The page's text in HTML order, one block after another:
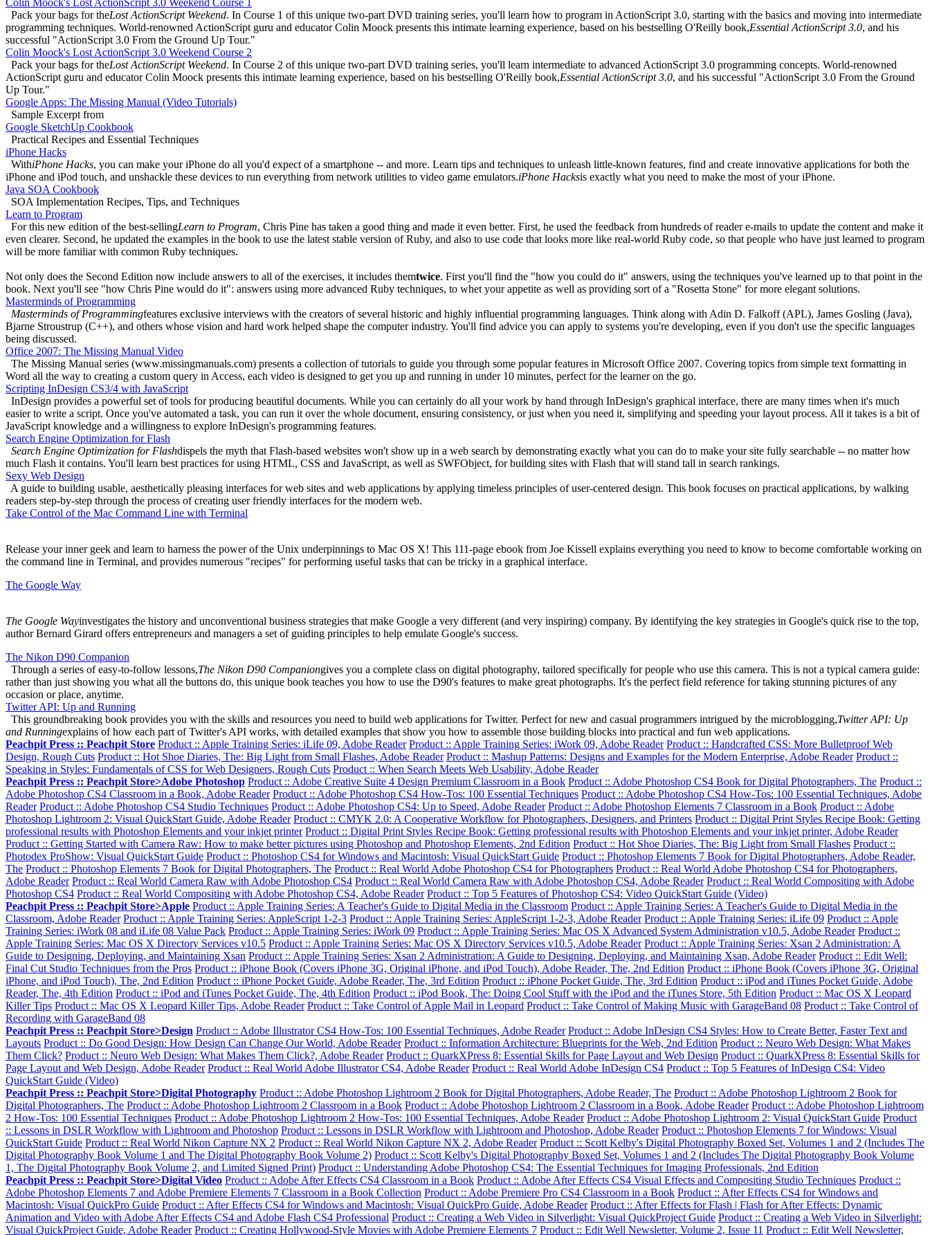
Pack your bags for theLost ActionScript Weekend. In Course 1 of this unique two-part DVD training series, you'll learn how to program in ActionScript 3.0, starting with the basics and moving into intermediate
programming techniques. World-renowned ActionScript guru and educator Colin Moock presents this intimate learning experience, based on his bestselling O'Reilly book,Essential ActionScript 3.0, and his
successful "ActionScript 3.0 From the Ground Up Tour."
Colin Moock's Lost ActionScript 3.0 Weekend Course 2
Pack your bags for theLost ActionScript Weekend. In Course 2 of this unique two-part DVD training series, you'll learn intermediate to advanced ActionScript 3.0 programming concepts. World-renowned
ActionScript guru and educator Colin Moock presents this intimate learning experience, based on his bestselling O'Reilly book,Essential ActionScript 3.0, and his successful "ActionScript 3.0 From the Ground
Up Tour."
Google Apps: The Missing Manual (Video Tutorials)
Sample Excerpt from
Google SketchUp Cookbook
Practical Recipes and Essential Techniques
iPhone Hacks
WithiPhone Hacks, you can make your iPhone do all you'd expect of a smartphone -- and more. Learn tips and techniques to unleash little-known features, find and create innovative applications for both the
iPhone and iPod touch, and unshackle these devices to run everything from network utilities to video game emulators.iPhone Hacksis exactly what you need to make the most of your iPhone.
Java SOA Cookbook
SOA Implementation Recipes, Tips, and Techniques
Learn to Program
For this new edition of the best-sellingLearn to Program, Chris Pine has taken a good thing and made it even better. First, he used the feedback from hundreds of reader e-mails to update the content and make it
even clearer. Second, he updated the examples in the book to use the latest stable version of Ruby, and also to use code that looks more like real-world Ruby code, so that people who have just learned to program
will be more familiar with common Ruby techniques.
Not only does the Second Edition now include answers to all of the exercises, it includes themtwice. First you'll find the "how you could do it" answers, using the techniques you've learned up to that point in the
book. Next you'll see "how Chris Pine would do it": answers using more advanced Ruby techniques, to whet your appetite as well as providing sort of a "Rosetta Stone" for more elegant solutions.
Masterminds of Programming
Masterminds of Programmingfeatures exclusive interviews with the creators of several historic and highly influential programming languages. Think along with Adin D. Falkoff (APL), James Gosling (Java),
Bjarne Stroustrup (C++), and others whose vision and hard work helped shape the computer industry. You'll find advice you can apply to systems you're developing, even if you don't use the specific languages
being discussed.
Office 2007: The Missing Manual Video
The Missing Manual series (www.missingmanuals.com) presents a collection of tutorials to guide you through some popular features in Microsoft Office 2007. Covering topics from simple text formatting in
Word all the way to creating a custom query in Access, each video is designed to get you up and running in under 10 minutes, perfect for the learner on the go.
Scripting InDesign CS3/4 with JavaScript
InDesign provides a powerful set of tools for producing beautiful documents. While you can certainly do all your work by hand through InDesign's graphical interface, there are many times when it's much
easier to write a script. Once you've automated a task, you can run it over the whole document, ensuring consistency, or just when you need it, simplifying and speeding your layout process. All it takes is a bit of
JavaScript knowledge and a willingness to explore InDesign's programming features.
Search Engine Optimization for Flash
Search Engine Optimization for Flashdispels the myth that Flash-based websites won't show up in a web search by demonstrating exactly what you can do to make your site fully searchable -- no matter how
much Flash it contains. You'll learn best practices for using HTML, CSS and JavaScript, as well as SWFObject, for building sites with Flash that will stand tall in search rankings.
Sexy Web Design
A guide to building usable, aesthetically pleasing interfaces for web sites and web applications by applying timeless principles of user-centered design. This book focuses on practical applications, by walking
readers step-by-step through the process of creating user friendly interfaces for the modern web.
Take Control of the Mac Command Line with Terminal
Release your inner geek and learn to harness the power of the Unix underpinnings to Mac OS X! This 111-page ebook from Joe Kissell explains everything you need to know to become comfortable working on
the command line in Terminal, and provides numerous "recipes" for performing useful tasks that can be tricky in a graphical interface.
The Google Way
The Google Wayinvestigates the history and unconventional business strategies that make Google a very different (and very inspiring) company. By identifying the key strategies in Google's quick rise to the top,
author Bernard Girard offers entrepreneurs and managers a set of guiding principles to help emulate Google's success.
The Nikon D90 Companion
Through a series of easy-to-follow lessons,The Nikon D90 Companiongives you a complete class on digital photography, tailored specifically for people who use this camera. This is not a typical camera guide:
rather than just showing you what all the buttons do, this unique book teaches you how to use the D90's features to make great photographs. It's the perfect field reference for taking stunning pictures of any
occasion or place, anytime.
Twitter API: Up and Running
This groundbreaking book provides you with the skills and resources you need to build web applications for Twitter. Perfect for new and casual programmers intrigued by the microblogging,Twitter API: Up
and Runningexplains of how each part of Twitter's API works, with detailed examples that show you how to assemble those building blocks into practical and fun web applications.
Peachpit Press :: Peachpit Store Product :: Apple Training Series: iLife 09, Adobe Reader Product :: Apple Training Series: iWork 09, Adobe Reader Product :: Handcrafted CSS: More Bulletproof Web
Design, Rough Cuts Product :: Hot Shoe Diaries, The: Big Light from Small Flashes, Adobe Reader Product :: Mashup Patterns: Designs and Examples for the Modern Enterprise, Adobe Reader Product ::
Speaking in Styles: Fundamentals of CSS for Web Designers, Rough Cuts Product :: When Search Meets Web Usability, Adobe Reader
Peachpit Press :: Peachpit Store>Adobe Photoshop Product :: Adobe Creative Suite 4 Design Premium Classroom in a Book Product :: Adobe Photoshop CS4 Book for Digital Photographers, The Product ::
Adobe Photoshop CS4 Classroom in a Book, Adobe Reader Product :: Adobe Photoshop CS4 How-Tos: 100 Essential Techniques Product :: Adobe Photoshop CS4 How-Tos: 100 Essential Techniques, Adobe
Reader Product :: Adobe Photoshop CS4 Studio Techniques Product :: Adobe Photoshop CS4: Up to Speed, Adobe Reader Product :: Adobe Photoshop Elements 7 Classroom in a Book Product :: Adobe
Photoshop Lightroom 2: Visual QuickStart Guide, Adobe Reader Product :: CMYK 2.0: A Cooperative Workflow for Photographers, Designers, and Printers Product :: Digital Print Styles Recipe Book: Getting
professional results with Photoshop Elements and your inkjet printer Product :: Digital Print Styles Recipe Book: Getting professional results with Photoshop Elements and your inkjet printer, Adobe Reader
Product :: Getting Started with Camera Raw: How to make better pictures using Photoshop and Photoshop Elements, 2nd Edition Product :: Hot Shoe Diaries, The: Big Light from Small Flashes Product ::
Photodex ProShow: Visual QuickStart Guide Product :: Photoshop CS4 for Windows and Macintosh: Visual QuickStart Guide Product :: Photoshop Elements 7 Book for Digital Photographers, Adobe Reader,
The Product :: Photoshop Elements 7 Book for Digital Photographers, The Product :: Real World Adobe Photoshop CS4 for Photographers Product :: Real World Adobe Photoshop CS4 for Photographers,
Adobe Reader Product :: Real World Camera Raw with Adobe Photoshop CS4 Product :: Real World Camera Raw with Adobe Photoshop CS4, Adobe Reader Product :: Real World Compositing with Adobe
Photoshop CS4 Product :: Real World Compositing with Adobe Photoshop CS4, Adobe Reader Product :: Top 5 Features of Photoshop CS4: Video QuickStart Guide (Video)
Peachpit Press :: Peachpit Store>Apple Product :: Apple Training Series: A Teacher's Guide to Digital Media in the Classroom Product :: Apple Training Series: A Teacher's Guide to Digital Media in the
Classroom, Adobe Reader Product :: Apple Training Series: AppleScript 1-2-3 Product :: Apple Training Series: AppleScript 1-2-3, Adobe Reader Product :: Apple Training Series: iLife 09 Product :: Apple
Training Series: iWork 08 and iLife 08 Value Pack Product :: Apple Training Series: iWork 09 Product :: Apple Training Series: Mac OS X Advanced System Administration v10.5, Adobe Reader Product ::
Apple Training Series: Mac OS X Directory Services v10.5 Product :: Apple Training Series: Mac OS X Directory Services v10.5, Adobe Reader Product :: Apple Training Series: Xsan 2 Administration: A
Guide to Designing, Deploying, and Maintaining Xsan Product :: Apple Training Series: Xsan 2 Administration: A Guide to Designing, Deploying, and Maintaining Xsan, Adobe Reader Product :: Edit Well:
Final Cut Studio Techniques from the Pros Product :: iPhone Book (Covers iPhone 3G, Original iPhone, and iPod Touch), Adobe Reader, The, 2nd Edition Product :: iPhone Book (Covers iPhone 3G, Original
iPhone, and iPod Touch), The, 2nd Edition Product :: iPhone Pocket Guide, Adobe Reader, The, 3rd Edition Product :: iPhone Pocket Guide, The, 3rd Edition Product :: iPod and iTunes Pocket Guide, Adobe
Reader, The, 4th Edition Product :: iPod and iTunes Pocket Guide, The, 4th Edition Product :: iPod Book, The: Doing Cool Stuff with the iPod and the iTunes Store, 5th Edition Product :: Mac OS X Leopard
Killer Tips Product :: Mac OS X Leopard Killer Tips, Adobe Reader Product :: Take Control of Apple Mail in Leopard Product :: Take Control of Making Music with GarageBand 08 Product :: Take Control of
Recording with GarageBand 08
Peachpit Press :: Peachpit Store>Design Product :: Adobe Illustrator CS4 How-Tos: 100 Essential Techniques, Adobe Reader Product :: Adobe InDesign CS4 Styles: How to Create Better, Faster Text and
Layouts Product :: Do Good Design: How Design Can Change Our World, Adobe Reader Product :: Information Architecture: Blueprints for the Web, 2nd Edition Product :: Neuro Web Design: What Makes
Them Click? Product :: Neuro Web Design: What Makes Them Click?, Adobe Reader Product :: QuarkXPress 8: Essential Skills for Page Layout and Web Design Product :: QuarkXPress 8: Essential Skills for
Page Layout and Web Design, Adobe Reader Product :: Real World Adobe Illustrator CS4, Adobe Reader Product :: Real World Adobe InDesign CS4 Product :: Top 5 Features of InDesign CS4: Video
QuickStart Guide (Video)
Peachpit Press :: Peachpit Store>Digital Photography Product :: Adobe Photoshop Lightroom 2 Book for Digital Photographers, Adobe Reader, The Product :: Adobe Photoshop Lightroom 2 Book for
Digital Photographers, The Product :: Adobe Photoshop Lightroom 2 Classroom in a Book Product :: Adobe Photoshop Lightroom 2 Classroom in a Book, Adobe Reader Product :: Adobe Photoshop Lightroom
2 How-Tos: 100 Essential Techniques Product :: Adobe Photoshop Lightroom 2 How-Tos: 100 Essential Techniques, Adobe Reader Product :: Adobe Photoshop Lightroom 2: Visual QuickStart Guide Product
:: Lessons in DSLR Workflow with Lightroom and Photoshop Product :: Lessons in DSLR Workflow with Lightroom and Photoshop, Adobe Reader Product :: Photoshop Elements 7 for Windows: Visual
QuickStart Guide Product :: Real World Nikon Capture NX 2 Product :: Real World Nikon Capture NX 2, Adobe Reader Product :: Scott Kelby's Digital Photography Boxed Set, Volumes 1 and 2 (Includes The
Digital Photography Book Volume 1 and The Digital Photography Book Volume 2) Product :: Scott Kelby's Digital Photography Boxed Set, Volumes 1 and 2 (Includes The Digital Photography Book Volume
1, The Digital Photography Book Volume 2, and Limited Signed Print) Product :: Understanding Adobe Photoshop CS4: The Essential Techniques for Imaging Professionals, 2nd Edition
Peachpit Press :: Peachpit Store>Digital Video Product :: Adobe After Effects CS4 Classroom in a Book Product :: Adobe After Effects CS4 Visual Effects and Compositing Studio Techniques Product ::
Adobe Photoshop Elements 7 and Adobe Premiere Elements 7 Classroom in a Book Collection Product :: Adobe Premiere Pro CS4 Classroom in a Book Product :: After Effects CS4 for Windows and
Macintosh: Visual QuickPro Guide Product :: After Effects CS4 for Windows and Macintosh: Visual QuickPro Guide, Adobe Reader Product :: After Effects for Flash | Flash for After Effects: Dynamic
Animation and Video with Adobe After Effects CS4 and Adobe Flash CS4 Professional Product :: Creating a Web Video in Silverlight: Visual QuickProject Guide Product :: Creating a Web Video in Silverlight:
Visual QuickProject Guide, Adobe Reader Product :: Creating Hollywood-Style Movies with Adobe Premiere Elements 7 Product :: Edit Well Newsletter, Volume 2, Issue 11 Product :: Edit Well Newsletter,